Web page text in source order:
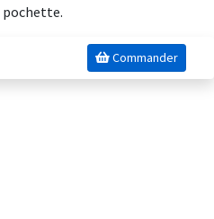
pochette.
Commander